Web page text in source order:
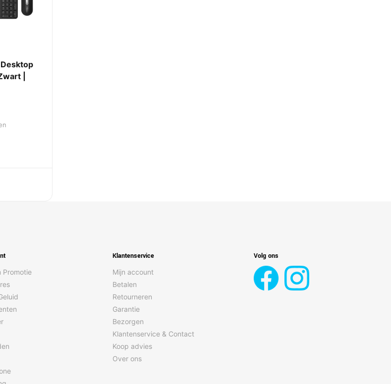
|
Promotie
Klantenservice
Mijn account
Betalen
Retourneren
Garantie
Bezorgen
Klantenservice & Contact
Koop advies
Over ons
Volg ons